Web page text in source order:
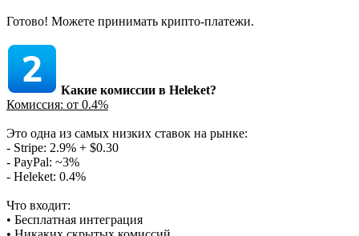
Готово! Можете принимать крипто-платежи.
Какие комиссии в Heleket?
Комиссия: от 0.4%
Это одна из самых низких ставок на рынке:
- Stripe: 2.9% + $0.30
- PayPal: ~3%
- Heleket: 0.4%
Что входит:
• Бесплатная интеграция